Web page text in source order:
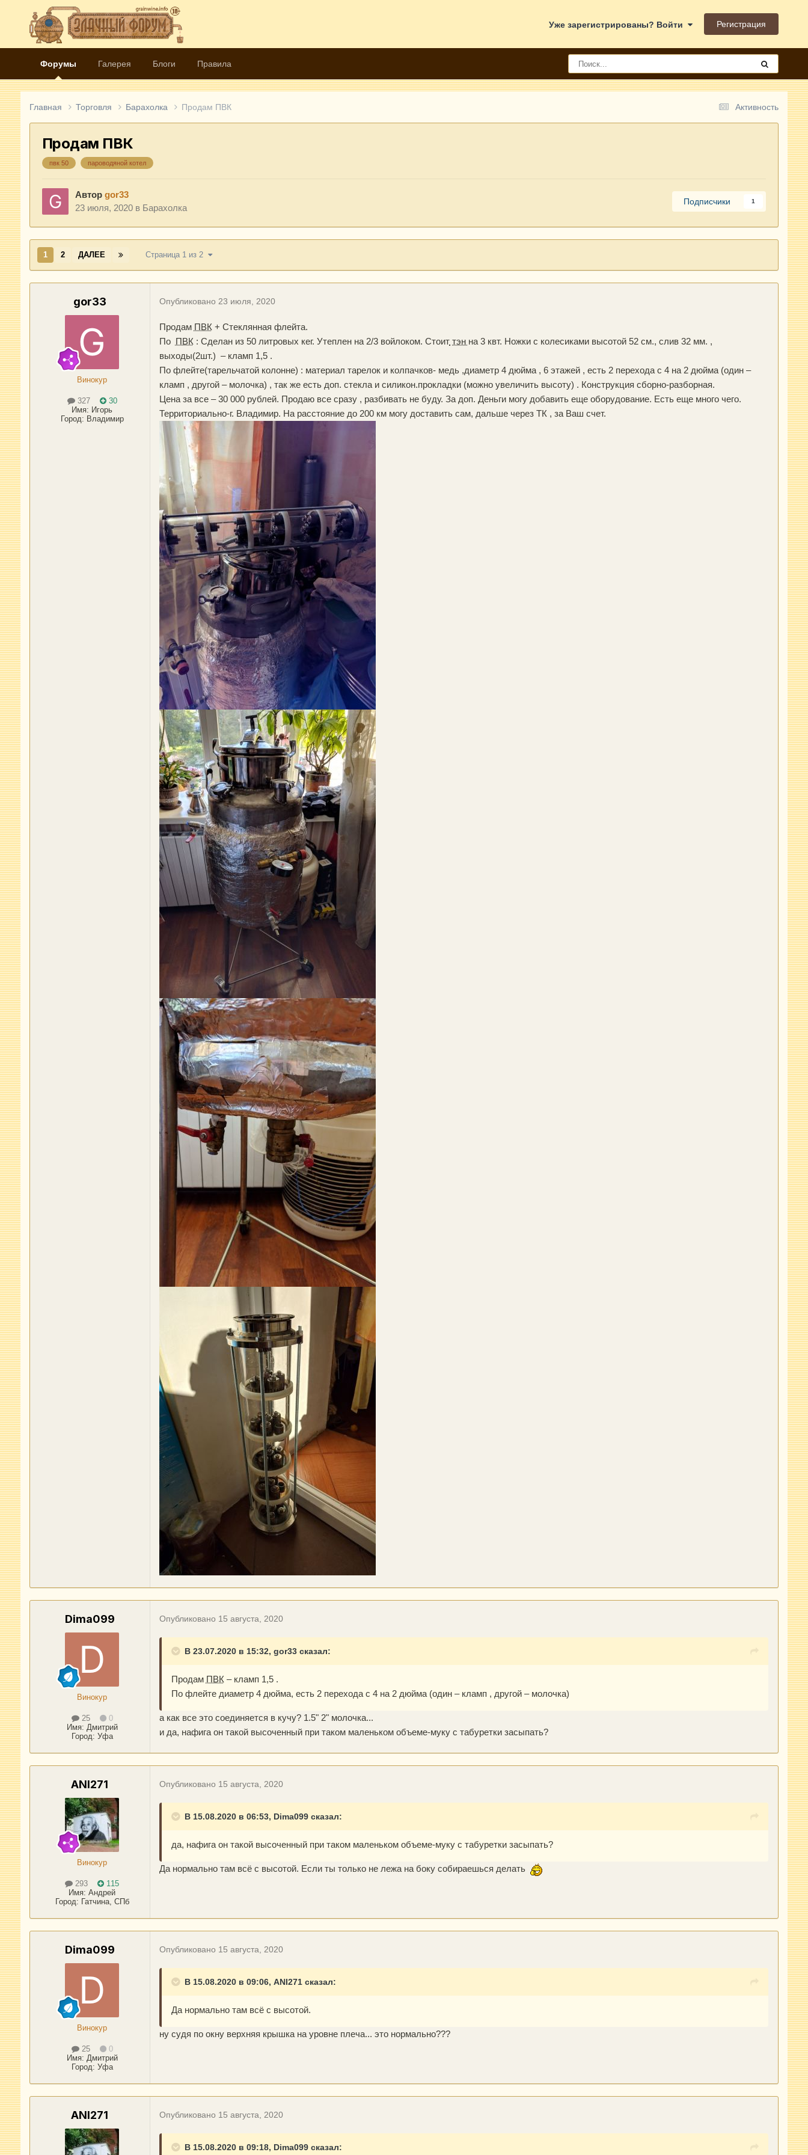
Уже зарегистрированы? Войти Регистрация
Форумы Галерея Блоги Правила
Активность
Главная Торговля Барахолка Продам ПВК
Продам ПВК
пвк 50 пароводяной котел
Автор gor33
23 июля, 2020в Барахолка
Подписчики 1
1 2 ДАЛЕЕ Страница 1 из 2
gor33
Винокур
327
30
Имя: Игорь
Город: Владимир
Опубликовано 23 июля, 2020
Продам ПВК + Стеклянная флейта.
По ПВК : Сделан из 50 литровых кег. Утеплен на 2/3 войлоком. Стоиттэн на 3 квт. Ножки с колесиками высотой 52 см., слив 32 мм. ,
выходы(2шт.) – кламп 1,5 .
По флейте(тарельчатой колонне) : материал тарелок и колпачков- медь ,диаметр 4 дюйма , 6 этажей , есть 2 перехода с 4 на 2 дюйма (один –
кламп , другой – молочка) , так же есть доп. стекла и силикон.прокладки (можно увеличить высоту) . Конструкция сборно-разборная.
Цена за все – 30 000 рублей. Продаю все сразу , разбивать не буду. За доп. Деньги могу добавить еще оборудование. Есть еще много чего.
Территориально-г. Владимир. На расстояние до 200 км могу доставить сам, дальше через ТК , за Ваш счет.
Dima099
Винокур
25
0
Имя: Дмитрий
Город: Уфа
Опубликовано 15 августа, 2020
В 23.07.2020 в 15:32, gor33 сказал:
Продам ПВК – кламп 1,5 .
По флейте диаметр 4 дюйма, есть 2 перехода с 4 на 2 дюйма (один – кламп , другой – молочка)
а как все это соединяется в кучу? 1.5" 2" молочка...
и да, нафига он такой высоченный при таком маленьком объеме-муку с табуретки засыпать?
ANI271
Винокур
293
115
Имя:Андрей
Город: Гатчина, СПб
Опубликовано 15 августа, 2020
В 15.08.2020 в 06:53, Dima099 сказал:
да, нафига он такой высоченный при таком маленьком объеме-муку с табуретки засыпать?
Да нормально там всё с высотой. Если ты только не лежа на боку собираешься делать
Dima099
Винокур
25
0
Имя: Дмитрий
Город: Уфа
Опубликовано 15 августа, 2020
В 15.08.2020 в 09:06, ANI271 сказал:
Да нормально там всё с высотой.
ну судя по окну верхняя крышка на уровне плеча... это нормально???
ANI271 Опубликовано 15 августа, 2020
В 15.08.2020 в 09:18, Dima099 сказал: